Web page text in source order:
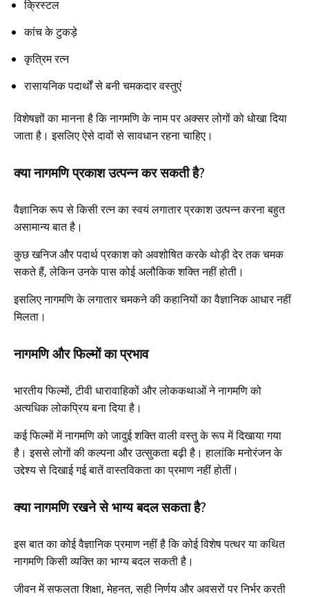
क्रिस्टल
कांच के टुकड़े
कृत्रिम रत्न
रासायनिक पदार्थों से बनी चमकदार वस्तुएं
विशेषज्ञों का मानना है कि नागमणि के नाम पर अक्सर लोगों को धोखा दिया
जाता है। इसलिए ऐसे दावों से सावधान रहना चाहिए।
क्या नागमणि प्रकाश उत्पन्न कर सकती है?
वैज्ञानिक रूप से किसी रत्न का स्वयं लगातार प्रकाश उत्पन्न करना बहुत
असामान्य बात है।
कुछ खनिज और पदार्थ प्रकाश को अवशोषित करके थोड़ी देर तक चमक
सकते हैं, लेकिन उनके पास कोई अलौकिक शक्ति नहीं होती।
इसलिए नागमणि के लगातार चमकने की कहानियों का वैज्ञानिक आधार नहीं
मिलता।
नागमणि और फिल्मों का प्रभाव
भारतीय फिल्मों, टीवी धारावाहिकों और लोककथाओं ने नागमणि को
अत्यधिक लोकप्रिय बना दिया है।
कई फिल्मों में नागमणि को जादुई शक्ति वाली वस्तु के रूप में दिखाया गया
है। इससे लोगों की कल्पना और उत्सुकता बढ़ी है। हालांकि मनोरंजन के
उद्देश्य से दिखाई गई बातें वास्तविकता का प्रमाण नहीं होतीं।
क्या नागमणि रखने से भाग्य बदल सकता है?
इस बात का कोई वैज्ञानिक प्रमाण नहीं है कि कोई विशेष पत्थर या कथित
नागमणि किसी व्यक्ति का भाग्य बदल सकती है।
जीवन में सफलता शिक्षा, मेहनत, सही निर्णय और अवसरों पर निर्भर करती